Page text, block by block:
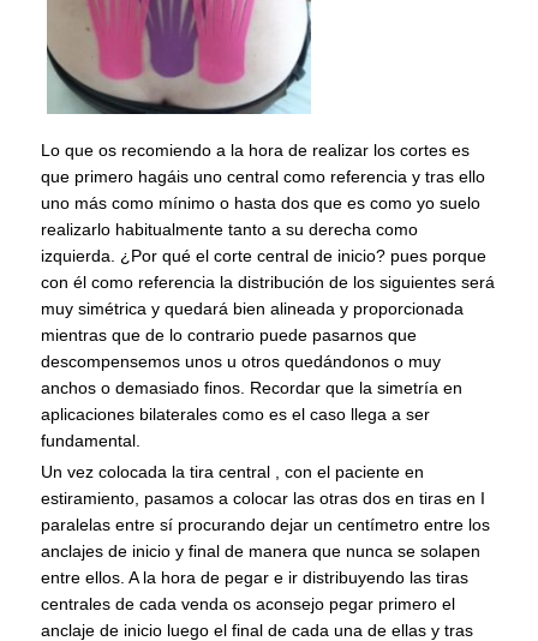
Lo que os recomiendo a la hora de realizar los cortes es
que primero hagáis uno central como referencia y tras ello
uno más como mínimo o hasta dos que es como yo suelo
realizarlo habitualmente tanto a su derecha como
izquierda. ¿Por qué el corte central de inicio? pues porque
con él como referencia la distribución de los siguientes será
muy simétrica y quedará bien alineada y proporcionada
mientras que de lo contrario puede pasarnos que
descompensemos unos u otros quedándonos o muy
anchos o demasiado finos. Recordar que la simetría en
aplicaciones bilaterales como es el caso llega a ser
fundamental.
Un vez colocada la tira central , con el paciente en
estiramiento, pasamos a colocar las otras dos en tiras en I
paralelas entre sí procurando dejar un centímetro entre los
anclajes de inicio y final de manera que nunca se solapen
entre ellos. A la hora de pegar e ir distribuyendo las tiras
centrales de cada venda os aconsejo pegar primero el
anclaje de inicio luego el final de cada una de ellas y tras